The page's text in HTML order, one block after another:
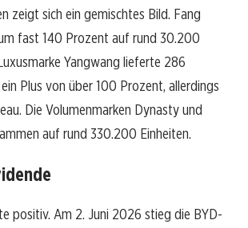
zeigt sich ein gemischtes Bild. Fang
fast 140 Prozent auf rund 30.200
Yangwang lieferte 286
Plus von über 100 Prozent, allerdings
Die Volumenmarken Dynasty und
auf rund 330.200 Einheiten.
positiv. Am 2. Juni 2026 stieg die BYD-